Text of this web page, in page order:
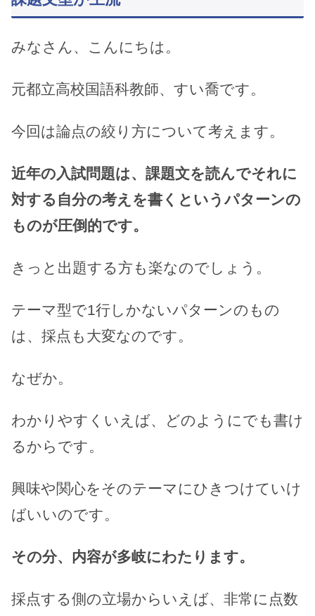
みなさん、こんにちは。
元都立高校国語科教師、すい喬です。
今回は論点の絞り方について考えます。
近年の入試問題は、課題文を読んでそれに
対する自分の考えを書くというパターンの
ものが圧倒的です。
きっと出題する方も楽なのでしょう。
テーマ型で1行しかないパターンのもの
は、採点も大変なのです。
なぜか。
わかりやすくいえば、どのようにでも書け
るからです。
興味や関心をそのテーマにひきつけていけ
ばいいのです。
その分、内容が多岐にわたります。
採点する側の立場からいえば、非常に点数